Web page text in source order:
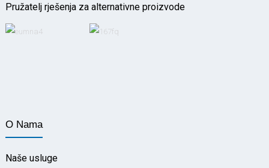
Pružatelj rješenja za alternativne proizvode
O Nama
Naše usluge